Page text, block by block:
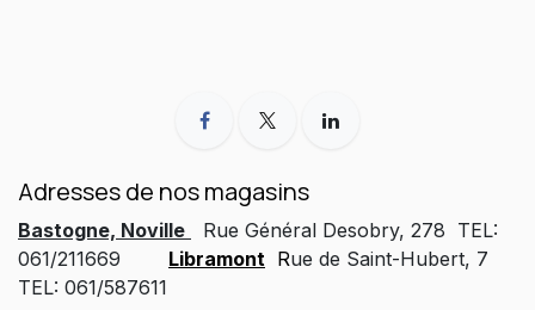
Adresses de nos magasins
Bastogne, Noville
Rue Général Desobry, 278 TEL:
061/211669
Libramont Rue de Saint-Hubert, 7
TEL: 061/587611